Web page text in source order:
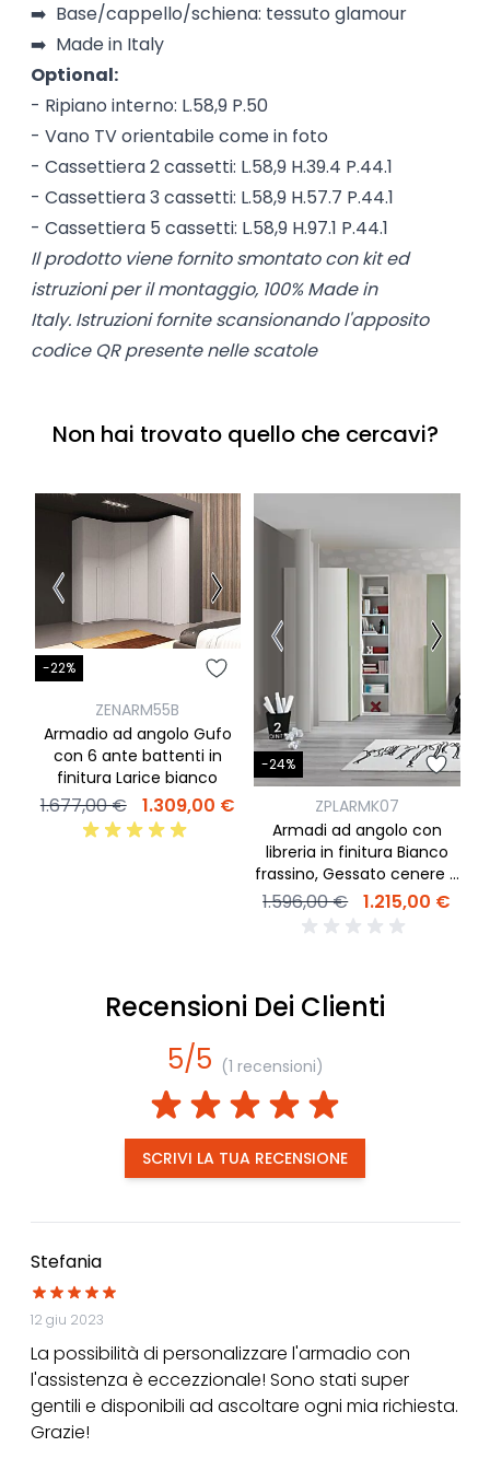
➡️ Base/cappello/schiena: tessuto glamour
➡️ Made in Italy
Optional:
- Ripiano interno: L.58,9 P.50
- Vano TV orientabile come in foto
- Cassettiera 2 cassetti: L.58,9 H.39.4 P.44.1
- Cassettiera 3 cassetti: L.58,9 H.57.7 P.44.1
- Cassettiera 5 cassetti: L.58,9 H.97.1 P.44.1
Il prodotto viene fornito smontato con kit ed
istruzioni per il montaggio, 100% Made in
Italy. Istruzioni fornite scansionando l'apposito
codice QR presente nelle scatole
Non hai trovato quello che cercavi?
-22%
ZENARM55B
Armadio ad angolo Gufo
con 6 ante battenti in
finitura Larice bianco
1.677,00 € 1.309,00 €
-24%
ZPLARMK07
Armadi ad angolo con
libreria in finitura Bianco
frassino, Gessato cenere e
Salvia
1.596,00 € 1.215,00 €
Recensioni Dei Clienti
5/5 (1 recensioni)
SCRIVI LA TUA RECENSIONE
Stefania
12 giu 2023
La possibilità di personalizzare l'armadio con
l'assistenza è eccezzionale! Sono stati super
gentili e disponibili ad ascoltare ogni mia richiesta.
Grazie!